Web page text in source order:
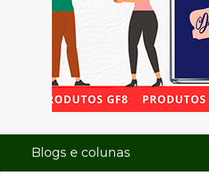
Blogs e colunas